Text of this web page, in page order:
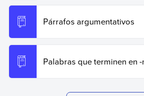
Párrafos argumentativos
Palabras que terminen en -